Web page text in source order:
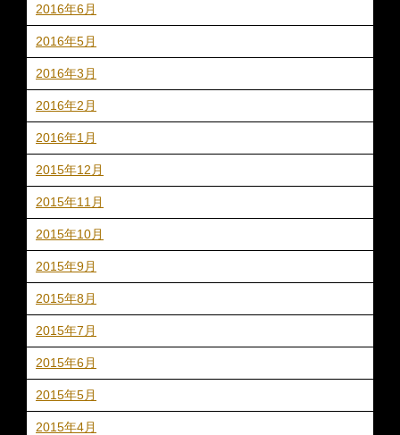
2016年6月
2016年5月
2016年3月
2016年2月
2016年1月
2015年12月
2015年11月
2015年10月
2015年9月
2015年8月
2015年7月
2015年6月
2015年5月
2015年4月